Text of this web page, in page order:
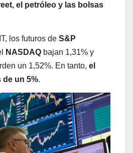
el petróleo y las bolsas
los futuros de S&P
NASDAQ bajan 1,31% y
un 1,52%. En tanto, el
de un 5%.